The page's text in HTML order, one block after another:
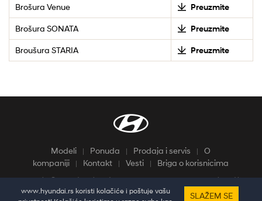
Brošura Venue Preuzmite
Brošura SONATA Preuzmite
Broušura STARIA Preuzmite
Modeli Ponuda Prodaja i servis
O
kompaniji
Kontakt Vesti Briga o korisnicima
Copyright © Hyundai Srbija d.o.o.. Sva prava rezervisana. Developed by
HALO Creative Team
SLAŽEM SE
www.hyundai.rs koristi kolačiće i poštuje vašu